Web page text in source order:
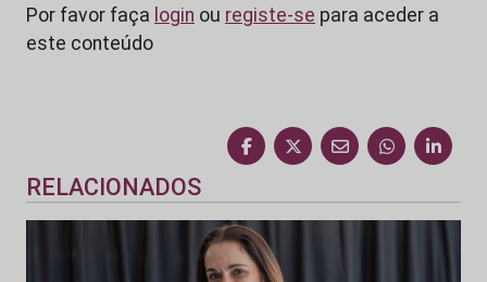
Por favor faça login ou registe-se para aceder a
este conteúdo
RELACIONADOS